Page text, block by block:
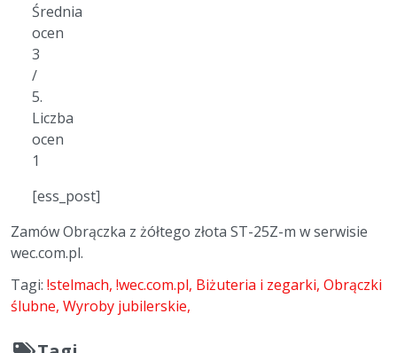
Średnia
ocen
3
/
5.
Liczba
ocen
1
[ess_post]
Zamów Obrączka z żółtego złota ST-25Z-m w serwisie
wec.com.pl.
Tagi: !stelmach !wec.com.pl Biżuteria i zegarki Obrączki
ślubne Wyroby jubilerskie